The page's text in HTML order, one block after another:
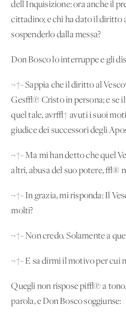
dell'Inquisizione: ora anche il
cittadino; e chi ha dato il diritto
sospenderlo dalla messa?
Don Bosco lo interruppe e gli
¬†- Sappia che il diritto al
Ges√π Cristo in persona; e se il
quel tale, avr√† avuti i suoi
giudice dei successori degli
¬†- Ma mi han detto che quel
altri, abusa del suo potere, √®
¬†- In grazia, mi risponda: Il
molti?
¬†- Non credo. Solamente a
¬†- E sa dirmi il motivo per cui
Quegli non rispose pi√π a
parola, e Don Bosco soggiunse: